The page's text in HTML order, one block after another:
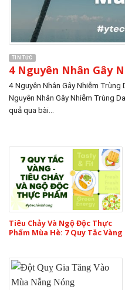
TIN TỨC
4 Nguyên Nhân Gây
4 Nguyên Nhân Gây Nhiễm Trùng
Nguyên Nhân Gây Nhiễm Trùng
quả qua bài...
Tiêu Chảy Và Ngộ Độc Thực
Phẩm Mùa Hè: 7 Quy Tắc Vàng